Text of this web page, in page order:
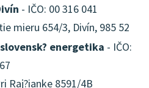
- IČO: 00 316 041
mieru 654/3, Divín, 985 52
energetika - IČO:
Raj?ianke 8591/4B